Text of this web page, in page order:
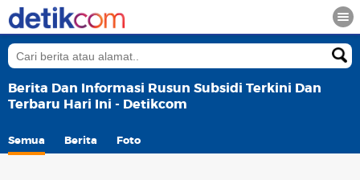
Berita Dan Informasi Rusun Subsidi Terkini Dan
Terbaru Hari Ini - Detikcom
Semua Berita Foto